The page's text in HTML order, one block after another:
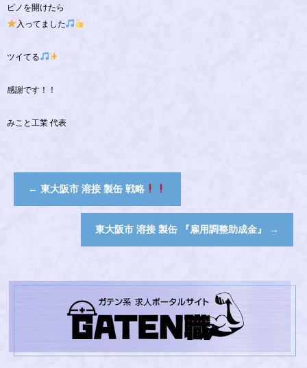
ピノを開けたら
入ってました
ツイてる
感謝です！！
みこと工業 代表
← 東大阪市 溶接 製缶 戦略
東大阪市 溶接 製缶 『雇用調整助成金』 →